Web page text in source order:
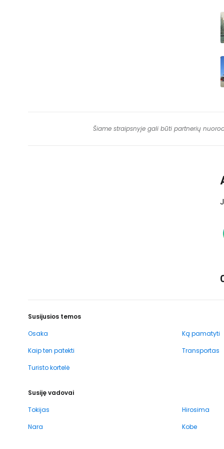
Šiame straipsnyje gali būti partnerių
Susijusios temos
Osaka
Ką pamatyti
Kaip ten patekti
Transportas
Turisto kortelė
Susiję vadovai
Tokijas
Hirosima
Nara
Kobe